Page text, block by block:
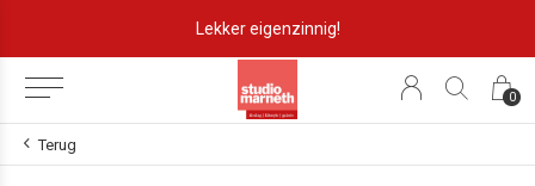
0
Lekker eigenzinnig!
Terug